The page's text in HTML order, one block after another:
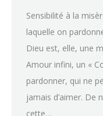
Sensibilité à la
laquelle on
Dieu est, elle, une
Amour infini, un «
pardonner, qui ne
jamais d’aimer. De
cette…